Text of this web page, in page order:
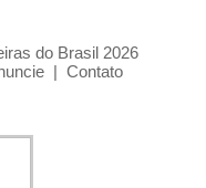
do Brasil 2026
| Contato